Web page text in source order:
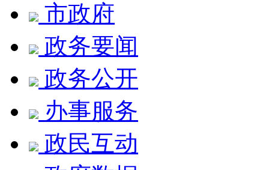
市政府
政务要闻
政务公开
办事服务
政民互动